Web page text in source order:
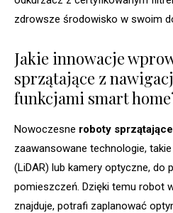
zdrowsze środowisko w swoim
Jakie innowacje
sprzątające z
funkcjami smart
Nowoczesne roboty sprzątające
zaawansowane technologie,
(LiDAR) lub kamery optyczne, do
pomieszczeń. Dzięki temu robot
znajduje, potrafi zaplanować